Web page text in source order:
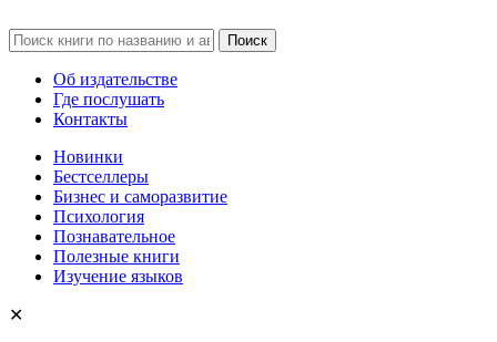
Об издательстве
Где послушать
Контакты
Новинки
Бестселлеры
Бизнес и саморазвитие
Психология
Познавательное
Полезные книги
Изучение языков
✕